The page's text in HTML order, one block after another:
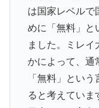
は国家レベルで
めに「無料」と
ました。ミレ
かによって、通
「無料」とい
ると考えていま